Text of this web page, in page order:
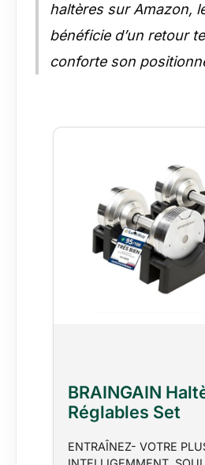
haltères sur Amazon,
bénéficie d’un retour
conforte son
BRAINGAIN
Réglables Set
Maintenant avec
ENTRAÎNEZ- VOTRE